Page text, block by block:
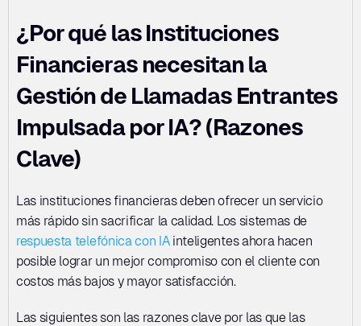
¿Por qué las Instituciones
Financieras necesitan la
Gestión de Llamadas Entrantes
Impulsada por IA? (Razones
Clave)
Las instituciones financieras deben ofrecer un servicio
respuesta telefónica con IA inteligentes ahora hacen
posible lograr un mejor compromiso con el cliente con
costos más bajos y mayor satisfacción.
Las siguientes son las razones clave por las que las